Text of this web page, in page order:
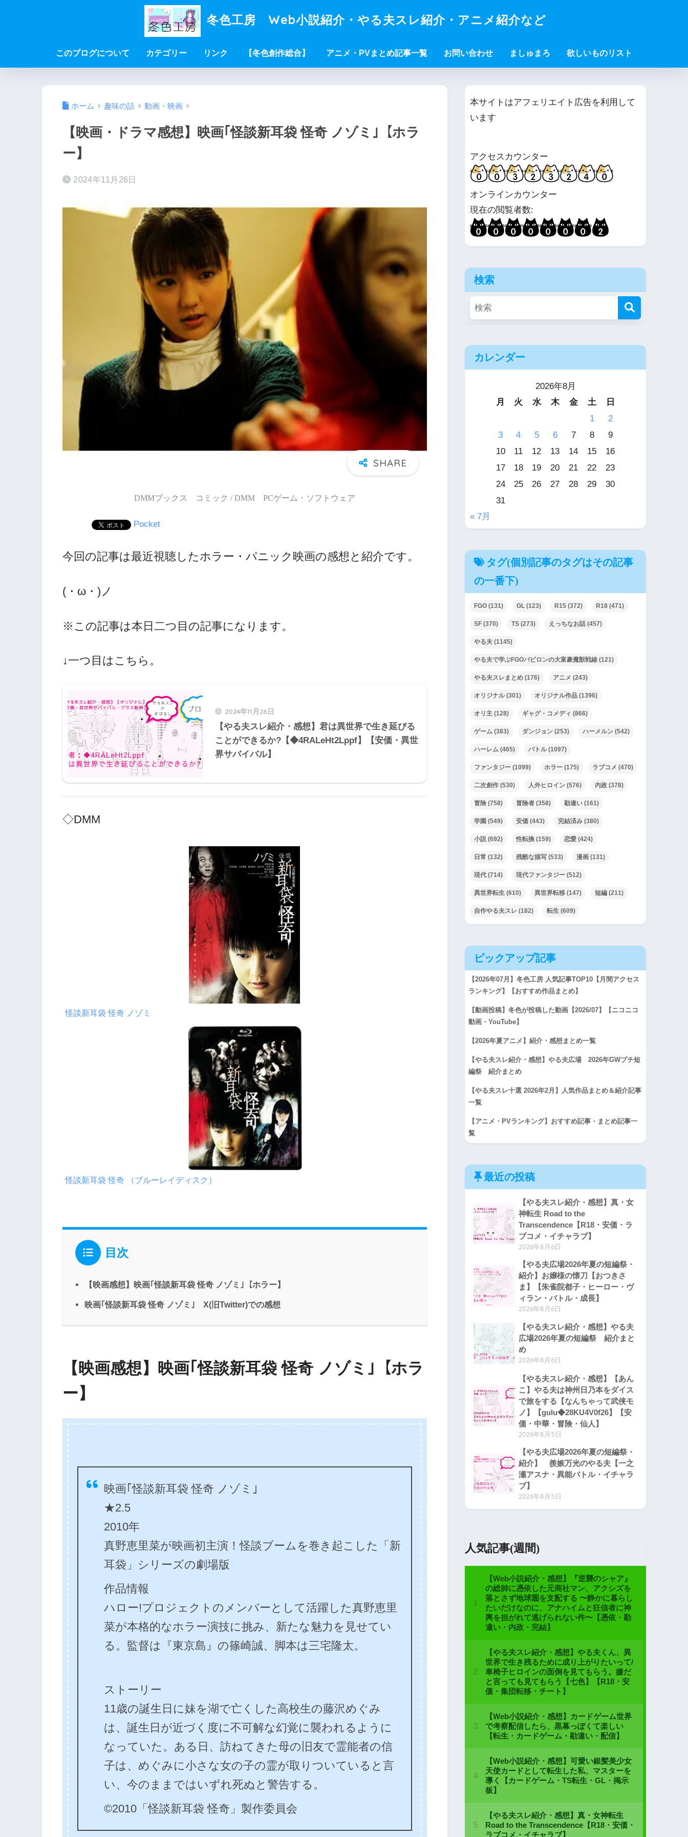
冬色工房 Web小説紹介・やる夫スレ紹介・アニメ紹介など
このブログについて カテゴリー リンク 【冬色創作総合】 アニメ・PVまとめ記事一覧 お問い合わせ ましゅまろ 欲しいものリスト
ホーム 趣味の話 動画・映画
【映画・ドラマ感想】映画｢怪談新耳袋 怪奇 ノゾミ｣【ホラ
ー】
2024年11月26日
DMMブックス コミック / DMM PCゲーム・ソフトウェア
Pocket
今回の記事は最近視聴したホラー・パニック映画の感想と紹介です。
(・ω・)ノ
※この記事は本日二つ目の記事になります。
↓一つ目はこちら。
2024年11月26日
【やる夫スレ紹介・感想】君は異世界で生き延びる
ことができるか?【◆4RALeHt2Lppf】【安価・異世
界サバイバル】
◇DMM
怪談新耳袋 怪奇 ノゾミ
怪談新耳袋 怪奇 （ブルーレイディスク）
目次
【映画感想】映画｢怪談新耳袋 怪奇 ノゾミ｣【ホラー】
映画｢怪談新耳袋 怪奇 ノゾミ｣ X(旧Twitter)での感想
【映画感想】映画｢怪談新耳袋 怪奇 ノゾミ｣【ホラ
ー】
映画｢怪談新耳袋 怪奇 ノゾミ｣
★2.5
2010年
真野恵里菜が映画初主演！怪談ブームを巻き起こした「新
耳袋」シリーズの劇場版
作品情報
ハロー!プロジェクトのメンバーとして活躍した真野恵里
菜が本格的なホラー演技に挑み、新たな魅力を見せてい
る。監督は『東京島』の篠崎誠、脚本は三宅隆太。
ストーリー
11歳の誕生日に妹を湖で亡くした高校生の藤沢めぐみ
は、誕生日が近づく度に不可解な幻覚に襲われるように
なっていた。ある日、訪ねてきた母の旧友で霊能者の信
子は、めぐみに小さな女の子の霊が取りついていると言
い、今のままではいずれ死ぬと警告する。
©2010「怪談新耳袋 怪奇」製作委員会
本サイトはアフェリエイト広告を利用して
います
アクセスカウンター
オンラインカウンター
現在の閲覧者数:
検索
カレンダー
2026年8月
月
火 水 木 金 土
日
1
2
3
4 5 6 7 8
9
10
11 12 13 14 15
16
17
18 19 20 21 22
23
24
25 26 27 28 29
30
31
« 7月
タグ(個別記事のタグはその記事
の一番下)
FGO (131) GL (123) R15 (372) R18 (471)
SF (370) TS (273) えっちなお話 (457)
やる夫 (1145)
やる夫で学ぶFGOバビロンの大富豪魔獣戦線 (121)
やる夫スレまとめ (176) アニメ (243)
オリジナル(301) オリジナル作品 (1396)
オリ主 (128) ギャグ・コメディ (866)
ゲーム (383) ダンジョン (253) ハーメルン (542)
ハーレム (465) バトル(1097)
ファンタジー (1099) ホラー (175) ラブコメ (470)
二次創作 (530) 人外ヒロイン (576) 内政 (378)
冒険 (758) 冒険者 (358) 勘違い (161)
学園 (549) 安価 (443) 完結済み (380)
小説(692) 性転換 (159) 恋愛 (424)
日常 (132) 残酷な描写 (533) 漫画 (131)
現代 (714) 現代ファンタジー (512)
異世界転生 (610) 異世界転移 (147) 短編 (211)
自作やる夫スレ (182) 転生 (609)
ピックアップ記事
【2026年07月】冬色工房 人気記事TOP10【月間アクセス
ランキング】【おすすめ作品まとめ】
【動画投稿】冬色が投稿した動画【2026/07】【ニコニコ
動画・YouTube】
【2026年夏アニメ】紹介・感想まとめ一覧
【やる夫スレ紹介・感想】やる夫広場 2026年GWプチ短
編祭 紹介まとめ
【やる夫スレ十選 2026年2月】人気作品まとめ＆紹介記事
一覧
【アニメ・PVランキング】おすすめ記事・まとめ記事一
覧
最近の投稿
【やる夫スレ紹介・感想】真・女
神転生 Road to the
Transcendence【R18・安価・ラ
ブコメ・イチャラブ】
2026年8月6日
【やる夫広場2026年夏の短編祭・
紹介】お嬢様の懐刀【おつきさ
ま】【朱雀院都子・ヒーロー・ヴ
ィラン・バトル・成長】
2026年8月6日
【やる夫スレ紹介・感想】やる夫
広場2026年夏の短編祭 紹介まと
め
2026年8月6日
【やる夫スレ紹介・感想】【あん
こ】やる夫は神州日乃本をダイス
で旅をする【なんちゃって武侠モ
ノ】【gulu◆28KU4V0f26】【安
価・中華・冒険・仙人】
2026年8月5日
【やる夫広場2026年夏の短編祭・
紹介】 羨嫉万光のやる夫【一之
瀬アスナ・異能バトル・イチャラ
ブ】
2026年8月5日
人気記事(週間)